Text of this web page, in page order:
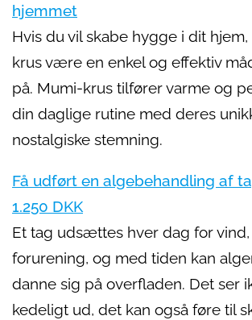
hjemmet
Hvis du vil skabe hygge i dit
krus være en enkel og effektiv
på. Mumi-krus tilfører varme og
din daglige rutine med deres
nostalgiske stemning.
Få udført en algebehandling af
1.250 DKK
Et tag udsættes hver dag for
forurening, og med tiden kan
danne sig på overfladen. Det ser
kedeligt ud, det kan også føre til